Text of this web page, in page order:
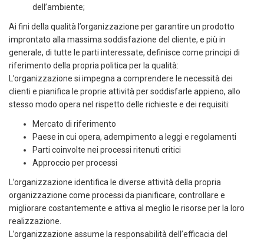
dell’ambiente;
Ai fini della qualità l’organizzazione per garantire un prodotto
improntato alla massima soddisfazione del cliente, e più in
generale, di tutte le parti interessate, definisce come principi di
riferimento della propria politica per la qualità:
L’organizzazione si impegna a comprendere le necessità dei
clienti e pianifica le proprie attività per soddisfarle appieno, allo
stesso modo opera nel rispetto delle richieste e dei requisiti:
Mercato di riferimento
Paese in cui opera, adempimento a leggi e regolamenti
Parti coinvolte nei processi ritenuti critici
Approccio per processi
L’organizzazione identifica le diverse attività della propria
organizzazione come processi da pianificare, controllare e
migliorare costantemente e attiva al meglio le risorse per la loro
realizzazione.
L’organizzazione assume la responsabilità dell’efficacia del